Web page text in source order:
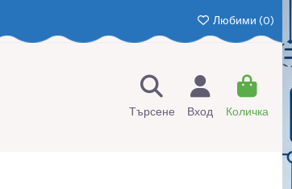
Любими (0)
Търсене Вход Количка